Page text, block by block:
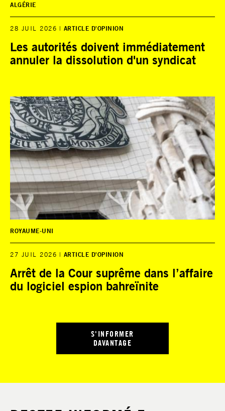
ALGÉRIE
28 JUIL 2026 ARTICLE D'OPINION
Les autorités doivent immédiatement
annuler la dissolution d'un syndicat
ROYAUME-UNI
27 JUIL 2026 ARTICLE D'OPINION
Arrêt de la Cour suprême dans l’affaire
du logiciel espion bahreïnite
S'INFORMER
DAVANTAGE